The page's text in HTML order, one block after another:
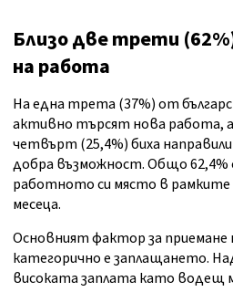
Близо две трети
на работа
На една трета (37%) от
активно търсят нова работа,
четвърт (25,4%) биха
добра възможност. Общо 62,4%
работното си място в
месеца.
Основният фактор за
категорично е заплащането.
високата заплата като водещ